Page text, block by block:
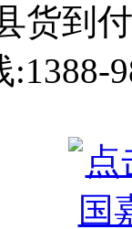
货到
:1388-